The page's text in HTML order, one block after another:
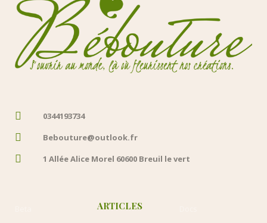
0344193734
Bebouture@outlook.fr
1 Allée Alice Morel 60600 Breuil le vert
ARTICLES